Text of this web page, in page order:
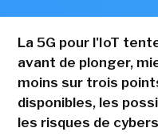
La 5G pour l'IoT
avant de plonger,
moins sur trois
disponibles, les
les risques de